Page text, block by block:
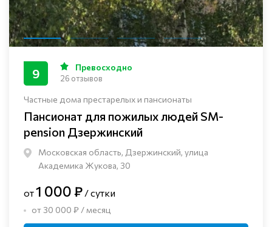
Частные дома престарелых и пансионаты
Пансионат для пожилых людей SM-
pension Дзержинский
Московская область, Дзержинский, улица
Академика Жукова, 30
9 Превосходно
26 отзывов
от1 000 ₽ / сутки
от 30 000 ₽ / месяц